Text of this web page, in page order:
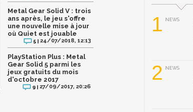
Metal Gear Solid V : trois
ans après, le jeu s'offre
une nouvelle mise à jour
où Quiet est jouable
5 | 24/07/2018, 12:13
PlayStation Plus : Metal
Gear Solid 5 parmi les
jeux gratuits du mois
d'octobre 2017
9 | 27/09/2017, 20:26
1 NEWS
2 NEWS